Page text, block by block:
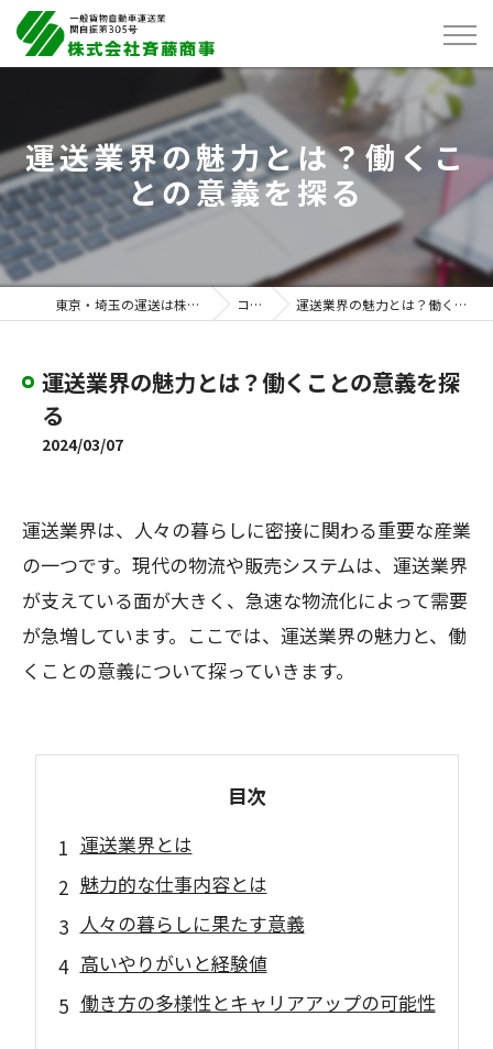
運送業界の魅力とは？働くこ
との意義を探る
東京・埼玉の運送は株式会社斉藤商事 コラム 運送業界の魅力とは？働くことの意義を探る
運送業界の魅力とは？働くことの意義を探
る
2024/03/07
運送業界は、人々の暮らしに密接に関わる重要な産業
の一つです。現代の物流や販売システムは、運送業界
が支えている面が大きく、急速な物流化によって需要
が急増しています。ここでは、運送業界の魅力と、働
くことの意義について探っていきます。
目次
運送業界とは
魅力的な仕事内容とは
人々の暮らしに果たす意義
高いやりがいと経験値
働き方の多様性とキャリアアップの可能性